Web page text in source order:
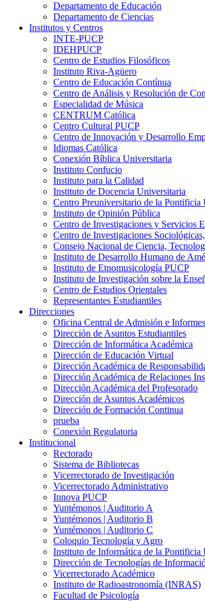
Departamento de Educación
Departamento de Ciencias
Institutos y Centros
INTE-PUCP
IDEHPUCP
Centro de Estudios Filosóficos
Instituto Riva-Agüero
Centro de Educación Contínua
Centro de Análisis y Resolución de
Especialidad de Música
CENTRUM Católica
Centro Cultural PUCP
Centro de Innovación y Desarrollo
Idiomas Católica
Conexión Bíblica Universitaria
Instituto Confucio
Instituto para la Calidad
Instituto de Docencia Universitaria
Centro Preuniversitario de la Pontificia
Instituto de Opinión Pública
Centro de Investigaciones y Servicios
Centro de Investigaciones
Consejo Nacional de Ciencia,
Instituto de Desarrollo Humano de
Instituto de Etnomusicología PUCP
Instituto de Investigación sobre la
Centro de Estudios Orientales
Representantes Estudiantiles
Direcciones
Oficina Central de Admisión e Informes
Dirección de Asuntos Estudiantiles
Dirección de Informática Académica
Dirección de Educación Virtual
Dirección Académica de
Dirección Académica de Relaciones
Dirección Académica del Profesorado
Dirección de Asuntos Académicos
Dirección de Formación Continua
prueba
Conexión Regulatoria
Institucional
Rectorado
Sistema de Bibliotecas
Vicerrectorado de Investigación
Vicerrectorado Administrativo
Innova PUCP
Yuntémonos | Auditorio A
Yuntémonos | Auditorio B
Yuntémonos | Auditorio C
Coloquio Tecnología y Agro
Instituto de Informática de la Pontificia
Dirección de Tecnologías de
Vicerrectorado Académico
Instituto de Radioastronomía (INRAS)
Facultad de Psicología